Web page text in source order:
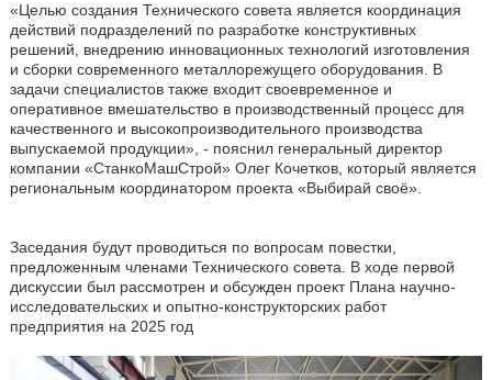
«Целью создания Технического совета является координация
действий подразделений по разработке конструктивных
решений, внедрению инновационных технологий изготовления
и сборки современного металлорежущего оборудования. В
задачи специалистов также входит своевременное и
оперативное вмешательство в производственный процесс для
качественного и высокопроизводительного производства
выпускаемой продукции», - пояснил генеральный директор
компании «СтанкоМашСтрой» Олег Кочетков, который является
региональным координатором проекта «Выбирай своё».
Заседания будут проводиться по вопросам повестки,
предложенным членами Технического совета. В ходе первой
дискуссии был рассмотрен и обсужден проект Плана научно-
исследовательских и опытно-конструкторских работ
предприятия на 2025 год